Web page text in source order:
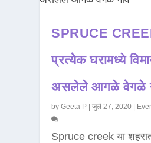
SPRUCE
प्रत्येक घरामध्ये
असलेले आगळे वेगळे
byGeeta P |जुलै 27, 2020 |
Spruce creek या